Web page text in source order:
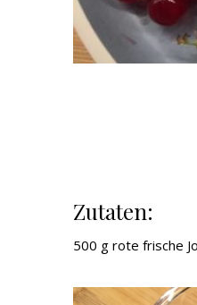
Zutaten:
500 g rote frische